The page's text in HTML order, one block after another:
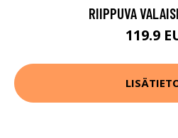
RIIPPUVA
119.9